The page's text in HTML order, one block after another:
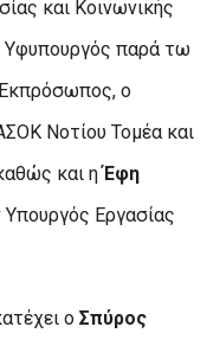
και Κοινωνικής
Υφυπουργός παρά τω
ο
Νοτίου Τομέα και
και ηΈφη
Εργασίας
ο Σπύρος